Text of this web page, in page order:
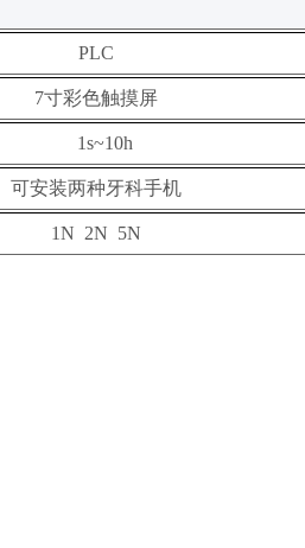
PLC
7寸彩色触摸屏
1s~10h
可安装两种牙科手机
1N 2N 5N